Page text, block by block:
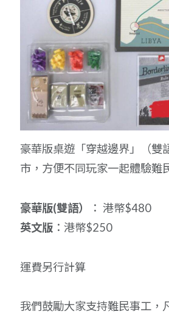
豪華版桌遊「穿越邊界」（雙
市，方便不同玩家一起體驗難
豪華版(雙語）
： 港幣$480
英文版：港幣$250
運費另行計算
我們鼓勵大家支持難民事工，